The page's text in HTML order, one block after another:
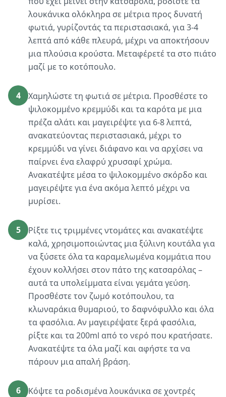
λουκάνικα ολόκληρα σε μέτρια προς δυνατή
φωτιά, γυρίζοντάς τα περιστασιακά, για 3-4
λεπτά από κάθε πλευρά, μέχρι να αποκτήσουν
μια πλούσια κρούστα. Μεταφέρετέ τα στο πιάτο
μαζί με το κοτόπουλο.
4
Χαμηλώστε τη φωτιά σε μέτρια. Προσθέστε το
ψιλοκομμένο κρεμμύδι και τα καρότα με μια
πρέζα αλάτι και μαγειρέψτε για 6-8 λεπτά,
ανακατεύοντας περιστασιακά, μέχρι το
κρεμμύδι να γίνει διάφανο και να αρχίσει να
παίρνει ένα ελαφρύ χρυσαφί χρώμα.
Ανακατέψτε μέσα το ψιλοκομμένο σκόρδο και
μαγειρέψτε για ένα ακόμα λεπτό μέχρι να
μυρίσει.
5
Ρίξτε τις τριμμένες ντομάτες και ανακατέψτε
καλά, χρησιμοποιώντας μια ξύλινη κουτάλα για
να ξύσετε όλα τα καραμελωμένα κομμάτια που
έχουν κολλήσει στον πάτο της κατσαρόλας –
αυτά τα υπολείμματα είναι γεμάτα γεύση.
Προσθέστε τον ζωμό κοτόπουλου, τα
κλωναράκια θυμαριού, το δαφνόφυλλο και όλα
τα φασόλια. Αν μαγειρέψατε ξερά φασόλια,
ρίξτε και τα 200ml από το νερό που κρατήσατε.
Ανακατέψτε τα όλα μαζί και αφήστε τα να
πάρουν μια απαλή βράση.
6
Κόψτε τα ροδισμένα λουκάνικα σε χοντρές